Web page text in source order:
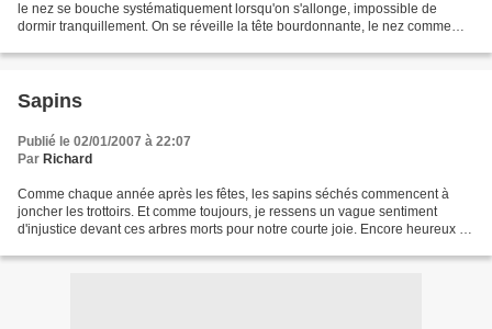
le nez se bouche systématiquement lorsqu'on s'allonge, impossible de
dormir tranquillement. On se réveille la tête bourdonnante, le nez comme
Sapins
Publié le 02/01/2007 à 22:07
Par Richard
Comme chaque année après les fêtes, les sapins séchés commencent à
joncher les trottoirs. Et comme toujours, je ressens un vague sentiment
d'injustice devant ces arbres morts pour notre courte joie. Encore heureux si